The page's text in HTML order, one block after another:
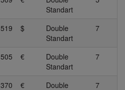
Standart
519 $
Double
Standart
7
505 €
Double
Standart
7
370 €
Double
7